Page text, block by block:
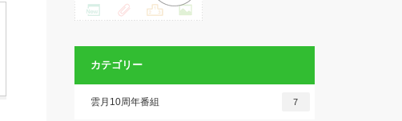
カテゴリー
雲月10周年番組 7